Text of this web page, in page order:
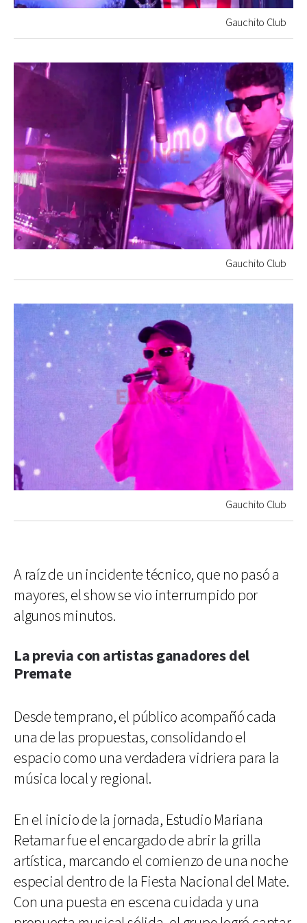
Gauchito Club
Gauchito Club
Gauchito Club
A raíz de un incidente técnico, que no pasó a
mayores, el show se vio interrumpido por
algunos minutos.
La previa con artistas ganadores del
Premate
Desde temprano, el público acompañó cada
una de las propuestas, consolidando el
espacio como una verdadera vidriera para la
música local y regional.
En el inicio de la jornada, Estudio Mariana
Retamar fue el encargado de abrir la grilla
artística, marcando el comienzo de una noche
especial dentro de la Fiesta Nacional del Mate.
Con una puesta en escena cuidada y una